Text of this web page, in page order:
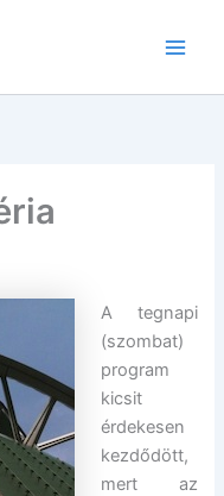
A tegnapi
(szombat)
program
kicsit
érdekesen
kezdődött,
mert az